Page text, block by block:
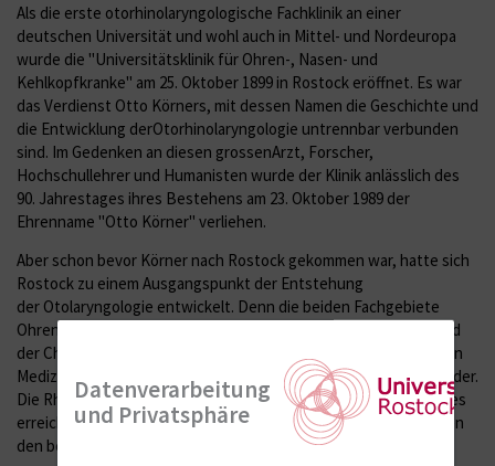
Als die erste otorhinolaryngologische Fachklinik an einer
deutschen Universität und wohl auch in Mittel- und Nordeuropa
wurde die "Universitätsklinik für Ohren-, Nasen- und
Kehlkopfkranke" am 25. Oktober 1899 in Rostock eröffnet. Es war
das Verdienst Otto Körners, mit dessen Namen die Geschichte und
die Entwicklung derOtorhinolaryngologie untrennbar verbunden
sind. Im Gedenken an diesen grossenArzt, Forscher,
Hochschullehrer und Humanisten wurde der Klinik anlässlich des
90. Jahrestages ihres Bestehens am 23. Oktober 1989 der
Ehrenname "Otto Körner" verliehen.
Aber schon bevor Körner nach Rostock gekommen war, hatte sich
Rostock zu einem Ausgangspunkt der Entstehung
der Otolaryngologie entwickelt. Denn die beiden Fachgebiete
Ohrenheilkunde, die zunächst als Otiatrie bezeichnet wurde und
der Chirurgie entstammte, und Laryngologie, die aus der Inneren
Medizin hervorging, hatten lange Zeit keine Beziehung zueinander.
Die Rhinologie hatte nie den Status eines eigenständigen Faches
erreicht. Sie fungierte später sozusagen als Bindeglied zwischen
den beiden vorerst auf Abgrenzung bedachten Fächern.
Datenverarbeitung
und Privatsphäre